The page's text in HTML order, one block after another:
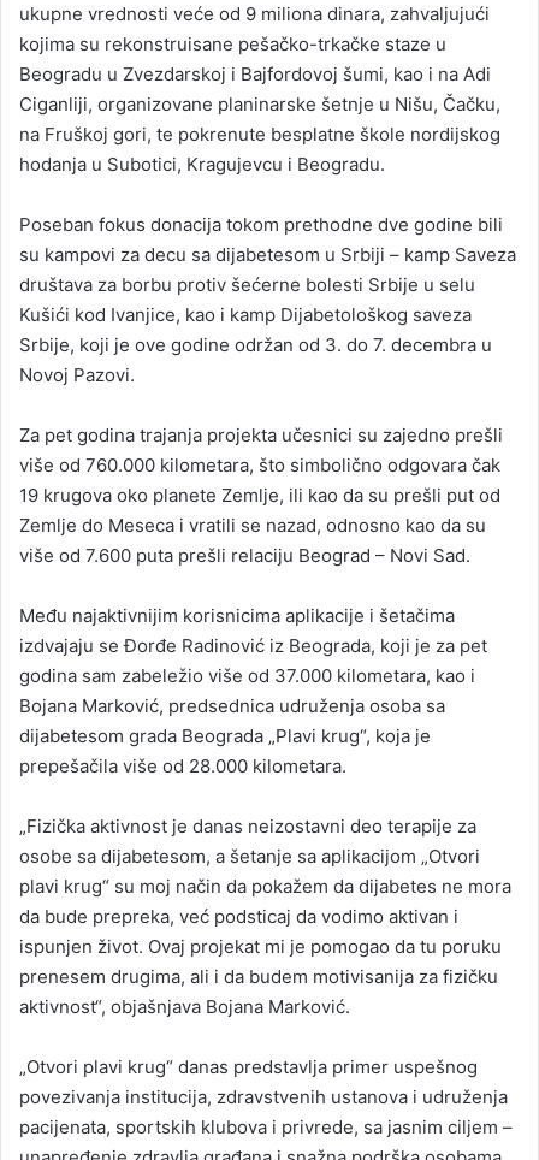
ukupne vrednosti veće od 9 miliona dinara, zahvaljujući
kojima su rekonstruisane pešačko-trkačke staze u
Beogradu u Zvezdarskoj i Bajfordovoj šumi, kao i na Adi
Ciganliji, organizovane planinarske šetnje u Nišu, Čačku,
na Fruškoj gori, te pokrenute besplatne škole nordijskog
hodanja u Subotici, Kragujevcu i Beogradu.
Poseban fokus donacija tokom prethodne dve godine bili
su kampovi za decu sa dijabetesom u Srbiji – kamp Saveza
društava za borbu protiv šećerne bolesti Srbije u selu
Kušići kod Ivanjice, kao i kamp Dijabetološkog saveza
Srbije, koji je ove godine održan od 3. do 7. decembra u
Novoj Pazovi.
Za pet godina trajanja projekta učesnici su zajedno prešli
više od 760.000 kilometara, što simbolično odgovara čak
19 krugova oko planete Zemlje, ili kao da su prešli put od
Zemlje do Meseca i vratili se nazad, odnosno kao da su
više od 7.600 puta prešli relaciju Beograd – Novi Sad.
Među najaktivnijim korisnicima aplikacije i šetačima
izdvajaju se Đorđe Radinović iz Beograda, koji je za pet
godina sam zabeležio više od 37.000 kilometara, kao i
Bojana Marković, predsednica udruženja osoba sa
dijabetesom grada Beograda „Plavi krug“, koja je
prepešačila više od 28.000 kilometara.
„Fizička aktivnost je danas neizostavni deo terapije za
osobe sa dijabetesom, a šetanje sa aplikacijom „Otvori
plavi krug“ su moj način da pokažem da dijabetes ne mora
da bude prepreka, već podsticaj da vodimo aktivan i
ispunjen život. Ovaj projekat mi je pomogao da tu poruku
prenesem drugima, ali i da budem motivisanija za fizičku
aktivnost“, objašnjava Bojana Marković.
„Otvori plavi krug“ danas predstavlja primer uspešnog
povezivanja institucija, zdravstvenih ustanova i udruženja
pacijenata, sportskih klubova i privrede, sa jasnim ciljem –